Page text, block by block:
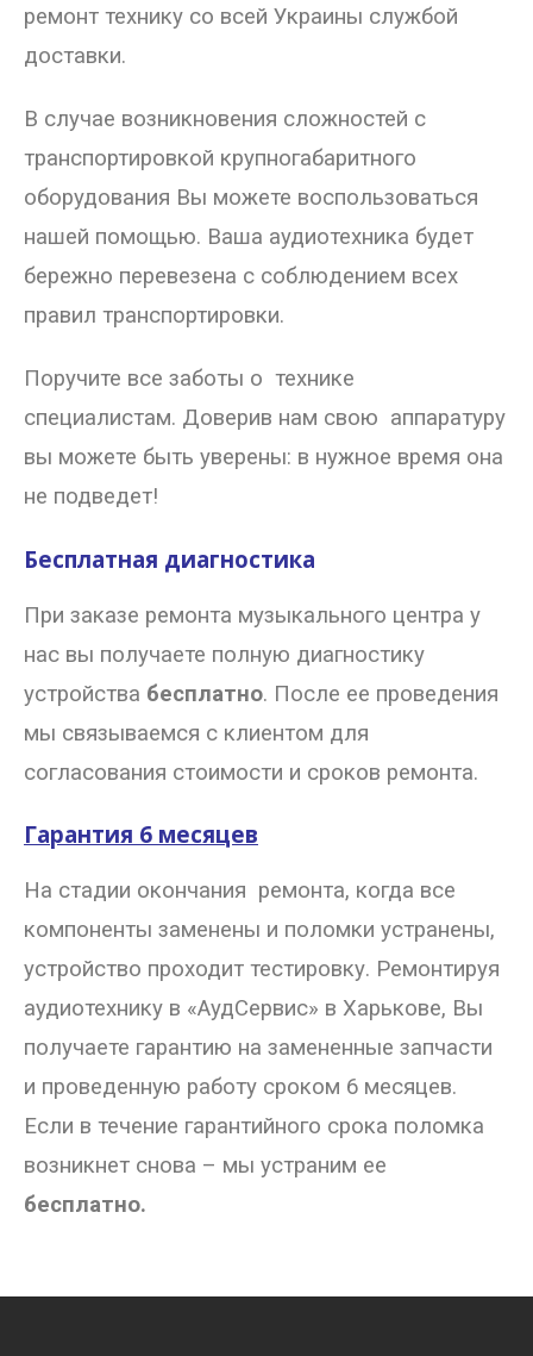
ремонт технику со всей Украины службой
доставки.
В случае возникновения сложностей с
транспортировкой крупногабаритного
оборудования Вы можете воспользоваться
нашей помощью. Ваша аудиотехника будет
бережно перевезена с соблюдением всех
правил транспортировки.
Поручите все заботы о технике
специалистам. Доверив нам свою аппаратуру
вы можете быть уверены: в нужное время она
не подведет!
Бесплатная диагностика
При заказе ремонта музыкального центра у
нас вы получаете полную диагностику
устройства бесплатно. После ее проведения
мы связываемся с клиентом для
согласования стоимости и сроков ремонта.
Гарантия 6 месяцев
На стадии окончания ремонта, когда все
компоненты заменены и поломки устранены,
устройство проходит тестировку. Ремонтируя
аудиотехнику в «АудСервис» в Харькове, Вы
получаете гарантию на замененные запчасти
и проведенную работу сроком 6 месяцев.
Если в течение гарантийного срока поломка
возникнет снова – мы устраним ее
бесплатно.